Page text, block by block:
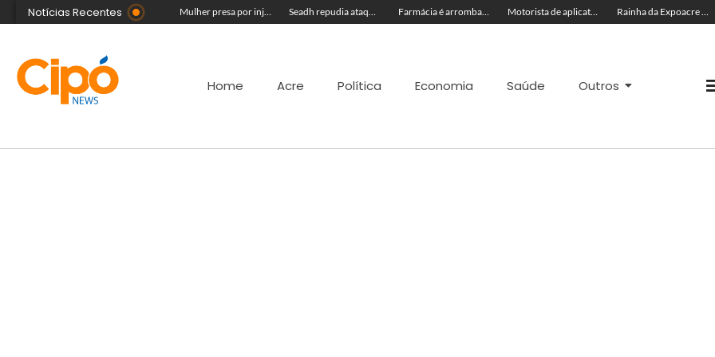
Notícias Recentes
Vídeo mostra jovem sendo forçado a mandar beijos para líder de facção antes de ser executado a tiros Mulher presa por injúria racial contra Rainha do Rodeio é solta após audiência Seadh repudia ataque racista contra Rainha da Expoacre 2026 e reforça combate à discriminação Farmácia é arrombada e tem estoque de canetas emagrecedoras levado em Rio Branco Motorista de aplicativo é agredido enquanto trabalhava no Chico Mendes Rainha da Expoacre 2026 é vítima de injúria racial durante evento e suspeita é presa em flagrante
Home Acre Política Economia Saúde Outros